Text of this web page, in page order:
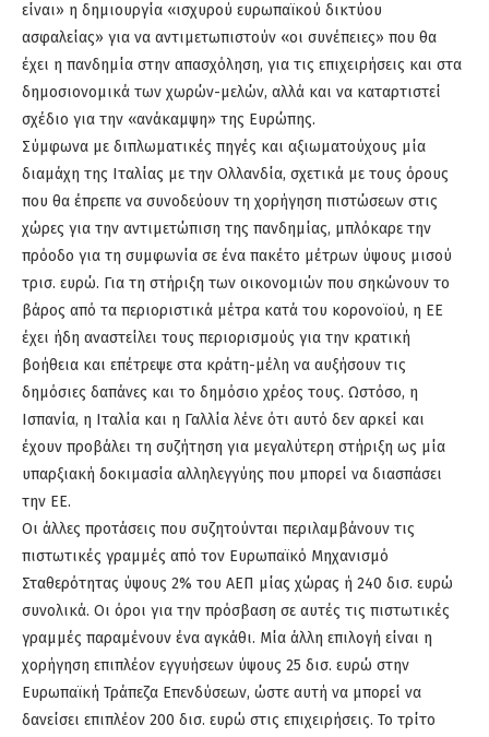
είναι» η δημιουργία «ισχυρού ευρωπαϊκού δικτύου
ασφαλείας» για να αντιμετωπιστούν «οι συνέπειες» που θα
έχει η πανδημία στην απασχόληση, για τις επιχειρήσεις και στα
δημοσιονομικά των χωρών-μελών, αλλά και να καταρτιστεί
σχέδιο για την «ανάκαμψη» της Ευρώπης.
Σύμφωνα με διπλωματικές πηγές και αξιωματούχους μία
διαμάχη της Ιταλίας με την Ολλανδία, σχετικά με τους όρους
που θα έπρεπε να συνοδεύουν τη χορήγηση πιστώσεων στις
χώρες για την αντιμετώπιση της πανδημίας, μπλόκαρε την
πρόοδο για τη συμφωνία σε ένα πακέτο μέτρων ύψους μισού
τρισ. ευρώ. Για τη στήριξη των οικονομιών που σηκώνουν το
βάρος από τα περιοριστικά μέτρα κατά του κορονοϊού, η ΕΕ
έχει ήδη αναστείλει τους περιορισμούς για την κρατική
βοήθεια και επέτρεψε στα κράτη-μέλη να αυξήσουν τις
δημόσιες δαπάνες και το δημόσιο χρέος τους. Ωστόσο, η
Ισπανία, η Ιταλία και η Γαλλία λένε ότι αυτό δεν αρκεί και
έχουν προβάλει τη συζήτηση για μεγαλύτερη στήριξη ως μία
υπαρξιακή δοκιμασία αλληλεγγύης που μπορεί να διασπάσει
την ΕΕ.
Οι άλλες προτάσεις που συζητούνται περιλαμβάνουν τις
πιστωτικές γραμμές από τον Ευρωπαϊκό Μηχανισμό
Σταθερότητας ύψους 2% του ΑΕΠ μίας χώρας ή 240 δισ. ευρώ
συνολικά. Οι όροι για την πρόσβαση σε αυτές τις πιστωτικές
γραμμές παραμένουν ένα αγκάθι. Μία άλλη επιλογή είναι η
χορήγηση επιπλέον εγγυήσεων ύψους 25 δισ. ευρώ στην
Ευρωπαϊκή Τράπεζα Επενδύσεων, ώστε αυτή να μπορεί να
δανείσει επιπλέον 200 δισ. ευρώ στις επιχειρήσεις. Το τρίτο